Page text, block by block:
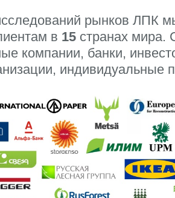
рынков ЛПК
в 15 странах мира.
компании, банки,
индивидуальные